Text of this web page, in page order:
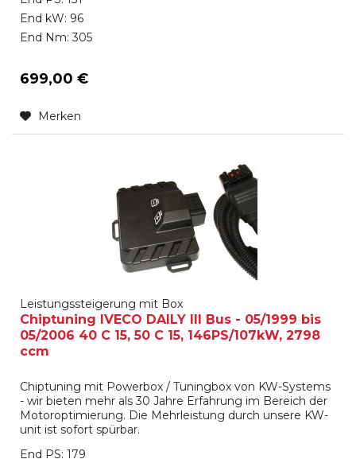
End kW: 96
End Nm: 305
699,00 €
Merken
Leistungssteigerung mit Box
Chiptuning IVECO DAILY III Bus - 05/1999 bis
05/2006 40 C 15, 50 C 15, 146PS/107kW, 2798
ccm
Chiptuning mit Powerbox / Tuningbox von KW-Systems
- wir bieten mehr als 30 Jahre Erfahrung im Bereich der
Motoroptimierung. Die Mehrleistung durch unsere KW-
unit ist sofort spürbar.
End PS: 179